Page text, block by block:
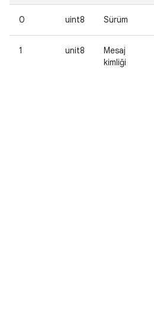
0 uint8 Sürüm
1 unit8
Mesaj
kimliği